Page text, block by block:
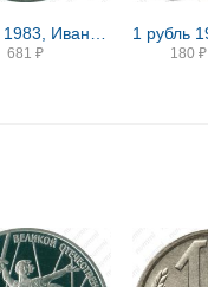
681 ₽ 180 ₽